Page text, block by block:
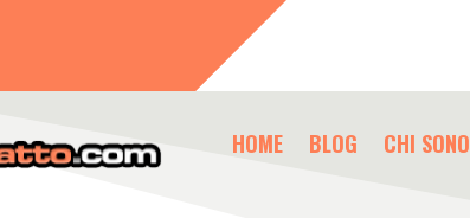
HOME BLOG CHI SONO